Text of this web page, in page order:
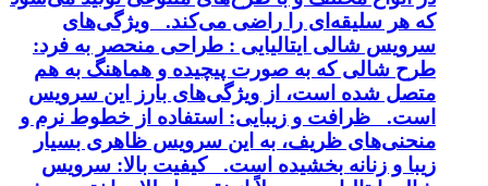
که هر سلیقه‌ای را راضی می‌کند. ویژگی‌های
سرویس شالی ایتالیایی : طراحی منحصر به فرد:
طرح شالی که به صورت پیچیده و هماهنگ به هم
متصل شده است، از ویژگی‌های بارز این سرویس
است. ظرافت و زیبایی: استفاده از خطوط نرم و
منحنی‌های ظریف، به این سرویس ظاهری بسیار
زیبا و زنانه بخشیده است. کیفیت بالا: سرویس